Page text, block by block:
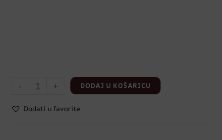
- + DODAJ U KOŠARICU
Dodati u favorite